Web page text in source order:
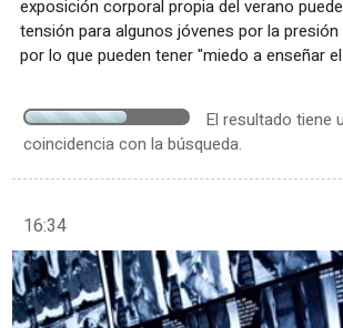
exposición corporal propia del verano
tensión para algunos jóvenes por la
por lo que pueden tener "miedo a enseñar
El resultado tiene
coincidencia con la búsqueda.
16:34